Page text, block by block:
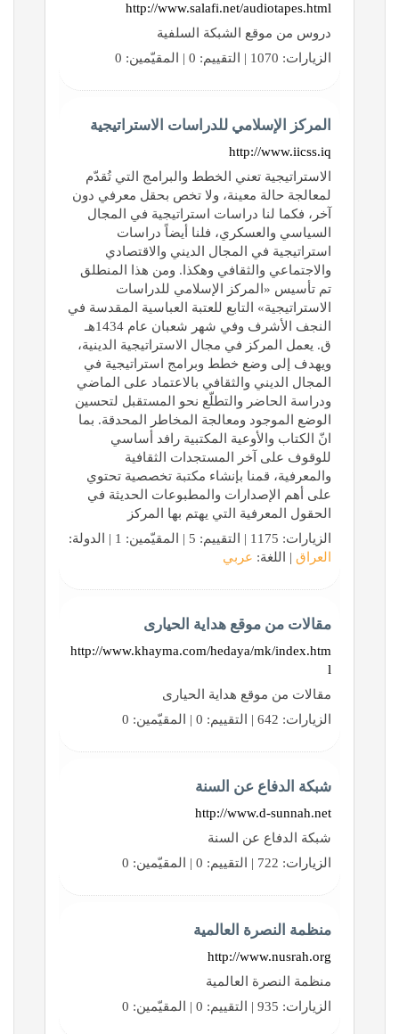
http://www.salafi.net/audiotapes.html
دروس من موقع الشبكة السلفية
الزيارات: 1070 | التقييم: 0 | المقيّمين: 0
المركز الإسلامي للدراسات الاستراتيجية
http://www.iicss.iq
الاستراتيجية تعني الخطط والبرامج التي تُقدّم
لمعالجة حالة معينة، ولا تخص بحقل معرفي دون
آخر، فكما لنا دراسات استراتيجية في المجال
السياسي والعسكري، فلنا أيضاً دراسات
استراتيجية في المجال الديني والاقتصادي
والاجتماعي والثقافي وهكذا. ومن هذا المنطلق
تم تأسيس «المركز الإسلامي للدراسات
الاستراتيجية» التابع للعتبة العباسية المقدسة في
النجف الأشرف وفي شهر شعبان عام 1434هـ
ق. يعمل المركز في مجال الاستراتيجية الدينية،
ويهدف إلى وضع خطط وبرامج استراتيجية في
المجال الديني والثقافي بالاعتماد على الماضي
ودراسة الحاضر والتطلّع نحو المستقبل لتحسين
الوضع الموجود ومعالجة المخاطر المحدقة. بما
انّ الكتاب والأوعية المكتبية رافد أساسي
للوقوف على آخر المستجدات الثقافية
والمعرفية، قمنا بإنشاء مكتبة تخصصية تحتوي
على أهم الإصدارات والمطبوعات الحديثة في
الحقول المعرفية التي يهتم بها المركز
الزيارات: 1175 | التقييم: 5 | المقيّمين: 1 | الدولة:
العراق | اللغة:عربي
مقالات من موقع هداية الحيارى
http://www.khayma.com/hedaya/mk/index.htm
مقالات من موقع هداية الحيارى
الزيارات: 642 | التقييم: 0 | المقيّمين: 0
شبكة الدفاع عن السنة
http://www.d-sunnah.net
شبكة الدفاع عن السنة
الزيارات: 722 | التقييم: 0 | المقيّمين: 0
منظمة النصرة العالمية
http://www.nusrah.org
منظمة النصرة العالمية
الزيارات: 935 | التقييم: 0 | المقيّمين: 0